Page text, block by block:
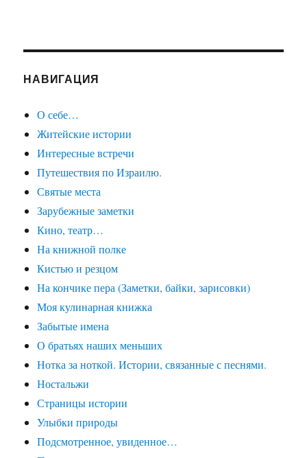
НАВИГАЦИЯ
О себе…
Житейские истории
Интересные встречи
Путешествия по Израилю.
Святые места
Зарубежные заметки
Кино, театр…
На книжной полке
Кистью и резцом
На кончике пера (Заметки, байки, зарисовки)
Моя кулинарная книжка
Забытые имена
О братьях наших меньших
Нотка за ноткой. Истории, связанные с песнями.
Ностальжи
Страницы истории
Улыбки природы
Подсмотренное, увиденное…